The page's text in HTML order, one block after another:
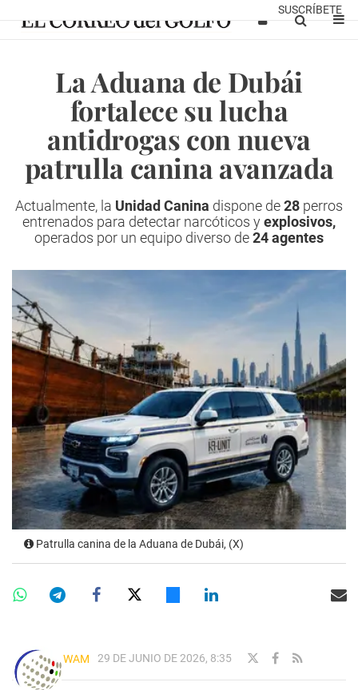
SUSCRÍBETE
La Aduana de Dubái
fortalece su lucha
antidrogas con nueva
patrulla canina avanzada
Actualmente, la Unidad Canina dispone de28 perros
entrenados para detectar narcóticos yexplosivos,
operados por un equipo diverso de24 agentes
Patrulla canina de la Aduana de Dubái, (X)
WAM 29 DE JUNIO DE 2026, 8:35